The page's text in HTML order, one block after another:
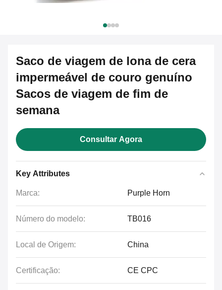
Saco de viagem de lona de cera
impermeável de couro genuíno
Sacos de viagem de fim de
semana
Consultar Agora
Key Attributes
Marca: Purple Horn
Número do modelo: TB016
Local de Origem: China
Certificação: CE CPC